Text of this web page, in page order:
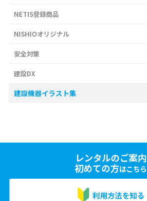
NETIS登録商品
NISHIOオリジナル
安全対策
建設DX
建設機器イラスト集
レンタルのご案内
初めての方はこちら
利用方法を知る